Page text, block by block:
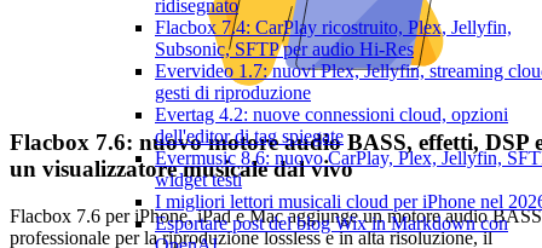
ridisegnato
Flacbox 7.4: CarPlay ricostruito, Plex, Jellyfin,
Subsonic, SFTP per audio Hi-Res
Evervideo 1.7: nuovi Plex, Jellyfin, streaming
gesti di riproduzione
Evertag 4.2: nuove connessioni cloud, opzioni
dell'editor di tag spiegate
Evermusic 8.6: nuovo CarPlay, Plex, Jellyfin,
widget testi
I migliori lettori musicali cloud per iPhone nel
Esportare post del blog Wix in Markdown con
Flacbox 7.6: nuovo motore audio BASS, effetti, DSP
un visualizzatore musicale dal vivo
Flacbox 7.6 per iPhone, iPad e Mac aggiunge un motore audio BASS
professionale per la riproduzione lossless e in alta risoluzione, il